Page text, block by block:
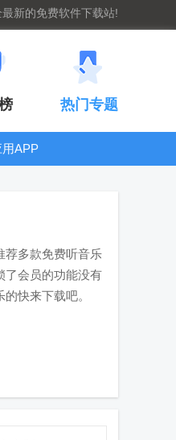
新的免费软件下载站!
热门专题
APP
荐多款免费听音乐
了会员的功能没有
快来下载吧。